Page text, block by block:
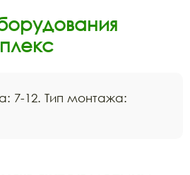
7-12. Тип монтажа: